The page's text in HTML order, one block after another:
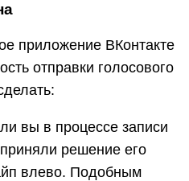
приложение ВКонтакте
отправки голосового
вы в процессе записи
решение его
влево. Подобным